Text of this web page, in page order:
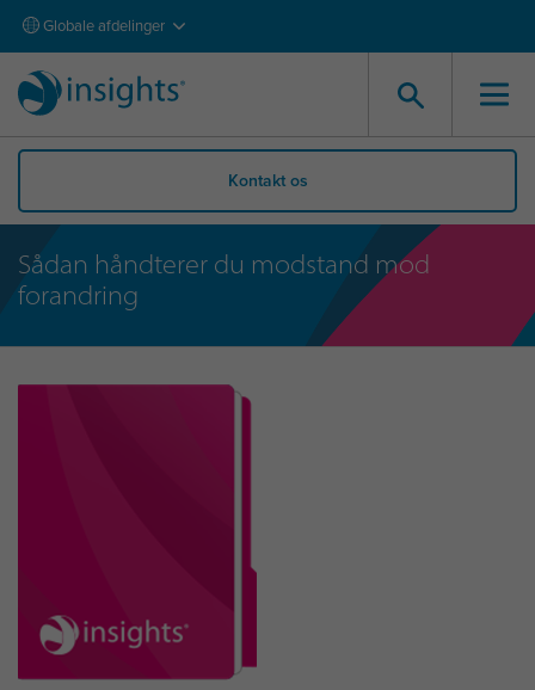
Globale afdelinger
Kontakt os
Sådan håndterer du modstand mod
forandring